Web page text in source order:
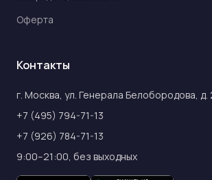
Оферта
Контакты
г. Москва, ул. Генерала Белобородова, д.
+7 (495) 794-71-13
+7 (926) 784-71-13
9:00–21:00, без выходных